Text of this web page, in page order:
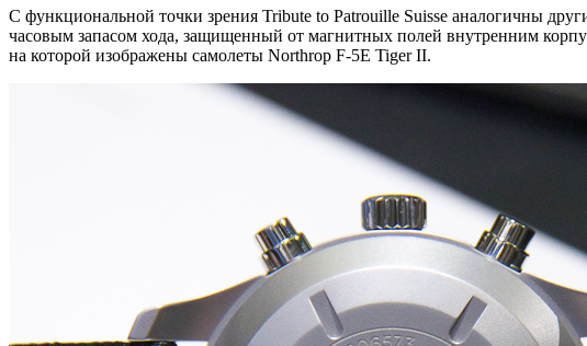
С функциональной точки зрения Tribute to Patrouille Suisse аналогичны
часовым запасом хода, защищенный от магнитных полей внутренним
на которой изображены самолеты Northrop F-5E Tiger II.